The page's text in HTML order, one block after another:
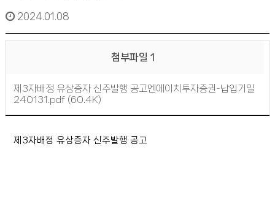
2024.01.08
첨부파일 1
제3자배정 유상증자 신주발행 공고엔에이치투자증권-납입기일
240131.pdf (60.4K)
제3자배정 유상증자 신주발행 공고